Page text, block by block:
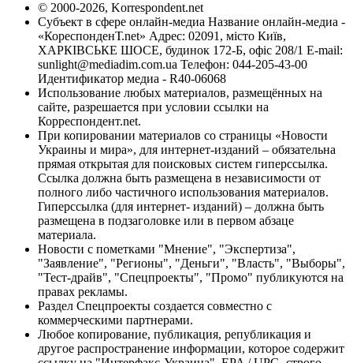
© 2000-2026, Korrespondent.net
Субъект в сфере онлайн-медиа Название онлайн-медиа -
«КореспонденТ.net» Адрес: 02091, місто Київ,
ХАРКІВСЬКЕ ШОСЕ, будинок 172-Б, офіс 208/1 E-mail:
sunlight@mediadim.com.ua Телефон: 044-205-43-00
Идентификатор медиа - R40-06068
Использование любых материалов, размещённых на
сайте, разрешается при условии ссылки на
Корреспондент.net.
При копировании материалов со страницы «Новости
Украины и мира», для интернет-изданий – обязательна
прямая открытая для поисковых систем гиперссылка.
Ссылка должна быть размещена в независимости от
полного либо частичного использования материалов.
Гиперссылка (для интернет- изданий) – должна быть
размещена в подзаголовке или в первом абзаце
материала.
Новости с пометками "Мнение", "Экспертиза",
"Заявление", "Регионы", "Деньги", "Власть", "Выборы",
"Тест-драйв", "Спецпроекты", "Промо" публикуются на
правах рекламы.
Раздел Спецпроекты создается совместно с
коммерческими партнерами.
Любое копирование, публикация, републикация и
другое распространение информации, которое содержит